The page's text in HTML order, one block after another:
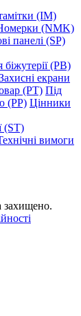
(IM)
(NMK)
панелі (SP)
біжутерії (PB)
екрани
(PT) Під
(PP) Цінники
(ST)
вимоги
захищено.